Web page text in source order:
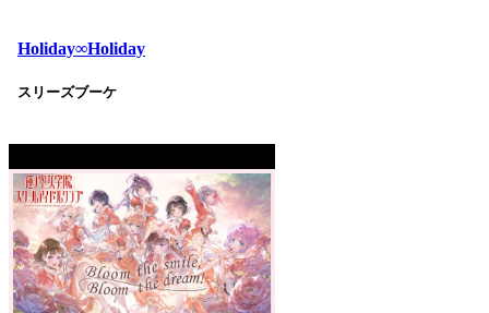
Holiday∞Holiday
スリーズブーケ